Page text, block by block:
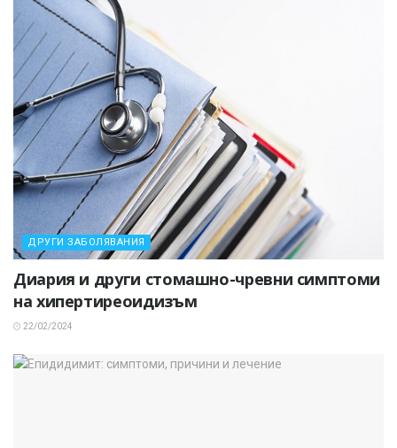
ДРУГИ ЗАБОЛЯВАНИЯ
Диария и други стомашно-чревни симптоми
на хипертиреоидизъм
22/02/2024